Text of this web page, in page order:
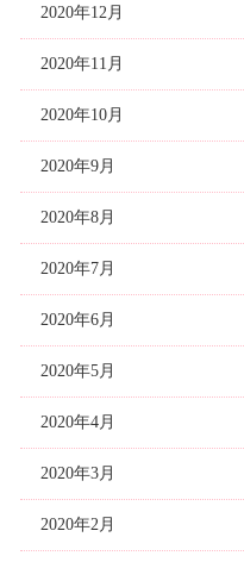
2020年12月
2020年11月
2020年10月
2020年9月
2020年8月
2020年7月
2020年6月
2020年5月
2020年4月
2020年3月
2020年2月